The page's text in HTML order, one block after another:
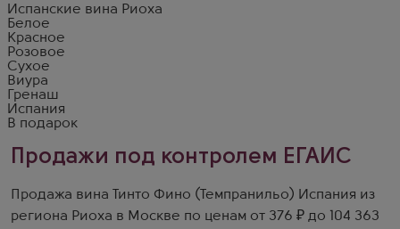
Испанские вина Риоха
Белое
Красное
Розовое
Сухое
Виура
Гренаш
Испания
В подарок
Продажи под контролем ЕГАИС
Продажа вина Тинто Фино (Темпранильо) Испания из
региона Риоха в Москве по ценам от 376 ₽ до 104 363